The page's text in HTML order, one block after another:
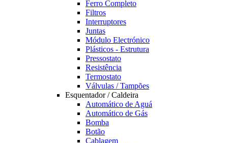
Ferro Completo
Filtros
Interruptores
Juntas
Módulo Electrónico
Plásticos - Estrutura
Pressostato
Resistência
Termostato
Válvulas / Tampões
Esquentador / Caldeira
Automático de Aguá
Automático de Gás
Bomba
Botão
Cablagem